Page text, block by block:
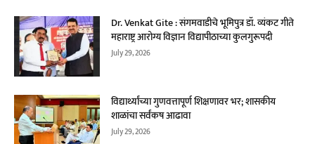
Dr. Venkat Gite : संगमवाडीचे भूमिपुत्र डॉ. व्यंकट गीते
महाराष्ट्र आरोग्य विज्ञान विद्यापीठाच्या कुलगुरूपदी
July 29, 2026
विद्यार्थ्यांच्या गुणवत्तापूर्ण शिक्षणावर भर; शासकीय
शाळांचा सर्वंकष आढावा
July 29, 2026